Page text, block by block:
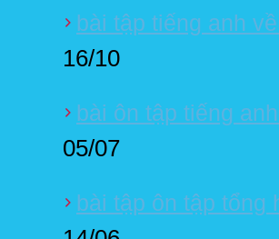
bài tập tiếng anh
16/10
bài ôn tập tiếng
05/07
bài tập ôn tập tổng